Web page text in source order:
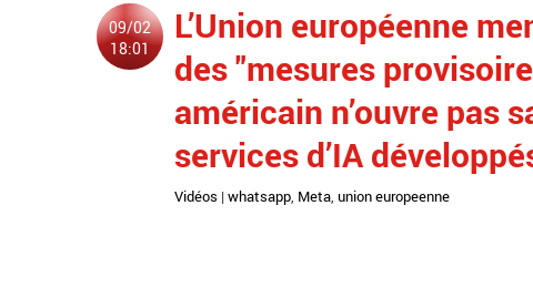
09/02
18:01
L’Union européenne
des "mesures
américain n’ouvre pas
services d’IA
Vidéos | whatsapp Meta union europeenne